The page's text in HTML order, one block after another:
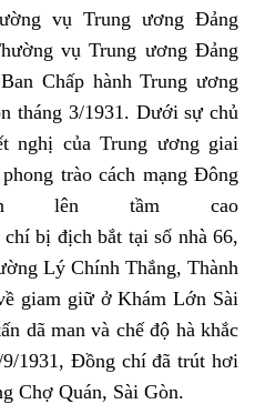
vụ Trung ương Đảng
vụ Trung ương Đảng
Chấp hành Trung ương
tháng 3/1931. Dưới sự chủ
nghị của Trung ương giai
trào cách mạng Đông
lên tầm cao
bị địch bắt tại số nhà 66,
Lý Chính Thắng, Thành
giam giữ ở Khám Lớn Sài
dã man và chế độ hà khắc
1931, Đồng chí đã trút hơi
Chợ Quán, Sài Gòn.